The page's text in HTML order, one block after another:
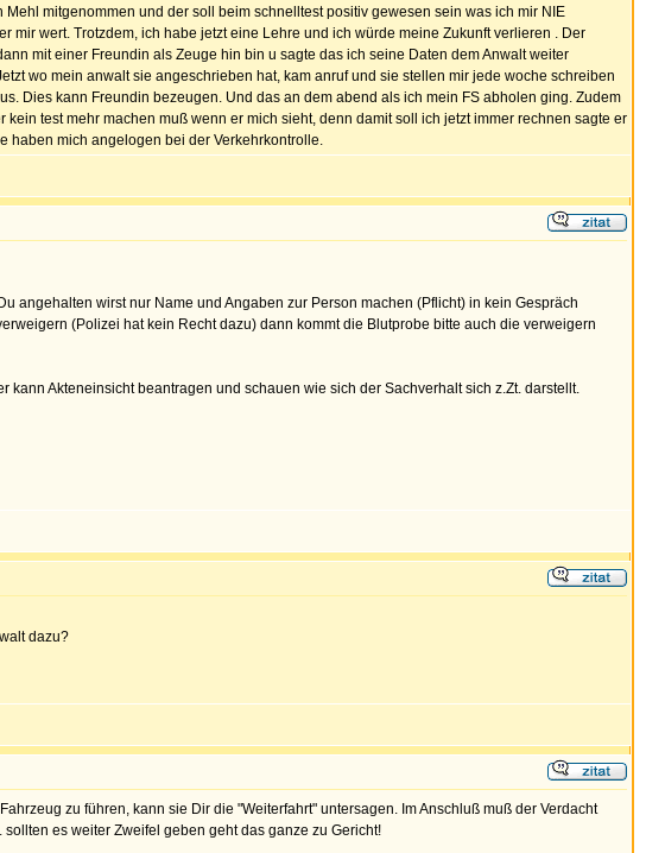
mitgenommen und der soll beim schnelltest positiv gewesen sein was ich mir NIE
wert. Trotzdem, ich habe jetzt eine Lehre und ich würde meine Zukunft verlieren . Der
mit einer Freundin als Zeuge hin bin u sagte das ich seine Daten dem Anwalt weiter
wo mein anwalt sie angeschrieben hat, kam anruf und sie stellen mir jede woche schreiben
Dies kann Freundin bezeugen. Und das an dem abend als ich mein FS abholen ging. Zudem
test mehr machen muß wenn er mich sieht, denn damit soll ich jetzt immer rechnen sagte er
haben mich angelogen bei der Verkehrkontrolle.
angehalten wirst nur Name und Angaben zur Person machen (Pflicht) in kein Gespräch
(Polizei hat kein Recht dazu) dann kommt die Blutprobe bitte auch die verweigern
Akteneinsicht beantragen und schauen wie sich der Sachverhalt sich z.Zt. darstellt.
dazu?
zu führen, kann sie Dir die "Weiterfahrt" untersagen. Im Anschluß muß der Verdacht
es weiter Zweifel geben geht das ganze zu Gericht!